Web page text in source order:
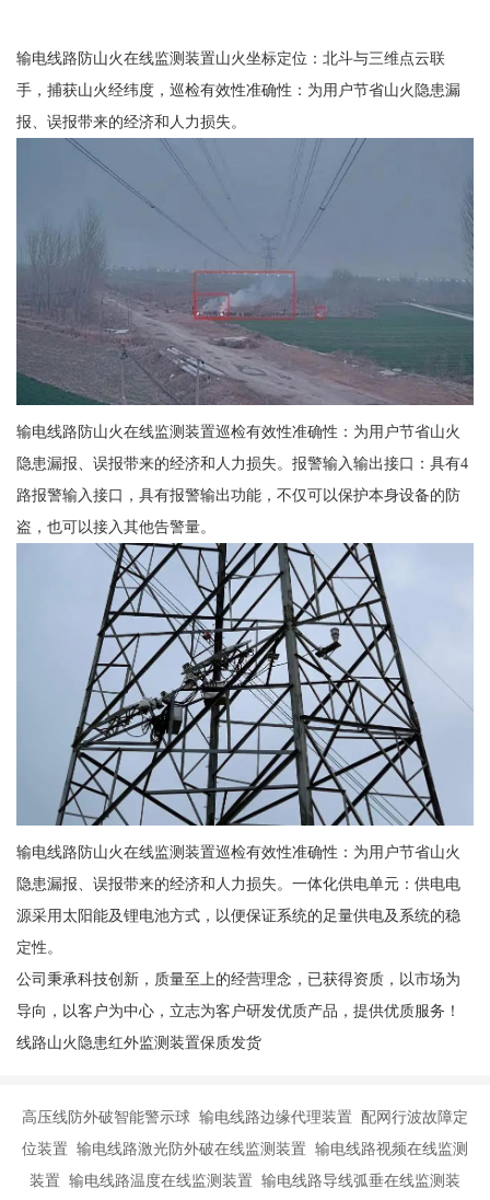
输电线路防山火在线监测装置山火坐标定位：北斗与三维点云联
手，捕获山火经纬度，巡检有效性准确性：为用户节省山火隐患漏
报、误报带来的经济和人力损失。
输电线路防山火在线监测装置巡检有效性准确性：为用户节省山火
隐患漏报、误报带来的经济和人力损失。报警输入输出接口：具有4
路报警输入接口，具有报警输出功能，不仅可以保护本身设备的防
盗，也可以接入其他告警量。
输电线路防山火在线监测装置巡检有效性准确性：为用户节省山火
隐患漏报、误报带来的经济和人力损失。一体化供电单元：供电电
源采用太阳能及锂电池方式，以便保证系统的足量供电及系统的稳
定性。
公司秉承科技创新，质量至上的经营理念，已获得资质，以市场为
导向，以客户为中心，立志为客户研发优质产品，提供优质服务！
线路山火隐患红外监测装置保质发货
高压线防外破智能警示球 输电线路边缘代理装置 配网行波故障定
位装置 输电线路激光防外破在线监测装置 输电线路视频在线监测
装置 输电线路温度在线监测装置 输电线路导线弧垂在线监测装